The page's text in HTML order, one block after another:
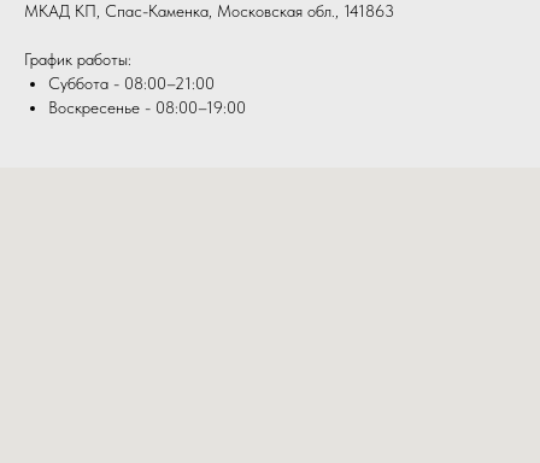
МКАД КП, Спас-Каменка, Московская обл., 141863
График работы:
Суббота - 08:00–21:00
Воскресенье - 08:00–19:00